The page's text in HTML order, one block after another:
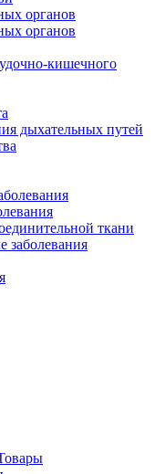
органов
органов
кишечного
дыхательных путей
ткани